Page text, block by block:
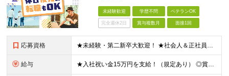
未経験歓迎 学歴不問 ベテランOK
完全週休2日 賞与複数月 面接1回
応募資格 ★未経験・第二新卒大歓迎！ ★社会人＆正社員デビューを実現できます♪ ★学歴・転職回数・ブランク不問 ★65歳未満の方（定年年齢を上限とするため） ※人物重視の採用です！ ≪未経験スタートの社員が多
給与 ★入社祝い金15万円を支給！（規定あり） ◎賞与年2回（2.6ヶ月分） ◎通勤手当（月5万円まで） ◎残業手当（全額支給） ◎家族手当（1名につき7,000円支給） ◎夜勤手当（1000円/回 ※1ヶ